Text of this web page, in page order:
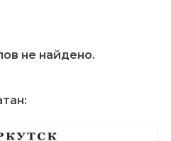
не найдено.